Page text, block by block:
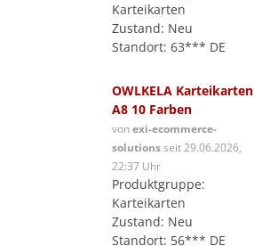
Karteikarten
Zustand: Neu
Standort: 63*** DE
OWLKELA Karteikarten
A8 10 Farben
vonexi-ecommerce-
solutionsseit 29.06.2026,
22:37 Uhr
Produktgruppe:
Karteikarten
Zustand: Neu
Standort: 56*** DE